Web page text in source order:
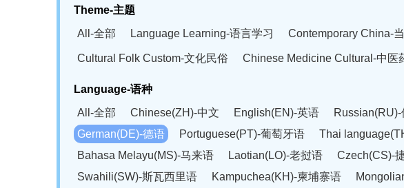
Theme-主题
All-全部
Language Learning-语言学习 Contemporary China-
Cultural Folk Custom-文化民俗 Chinese Medicine Cultural-中医
Language-语种
All-全部
Chinese(ZH)-中文 English(EN)-英语 Russian(RU)-
German(DE)-德语
Portuguese(PT)-葡萄牙语 Thai
Bahasa Melayu(MS)-马来语
Laotian(LO)-老挝语 Czech(CS)-
Swahili(SW)-斯瓦西里语
Kampuchea(KH)-柬埔寨语